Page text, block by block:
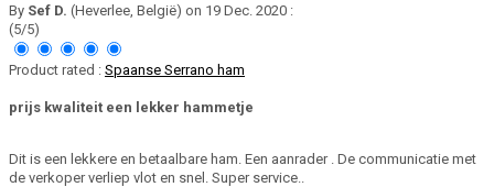
By Sef D. (Heverlee, België) on 19 Dec. 2020 :
(5/5)
Product rated : Spaanse Serrano ham
prijs kwaliteit een lekker hammetje
Dit is een lekkere en betaalbare ham. Een aanrader . De communicatie met
de verkoper verliep vlot en snel. Super service..